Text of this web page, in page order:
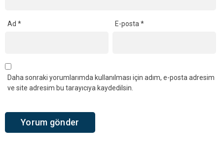
Ad * E-posta*
Daha sonraki yorumlarımda kullanılması için adım, e-posta adresim
ve site adresim bu tarayıcıya kaydedilsin.